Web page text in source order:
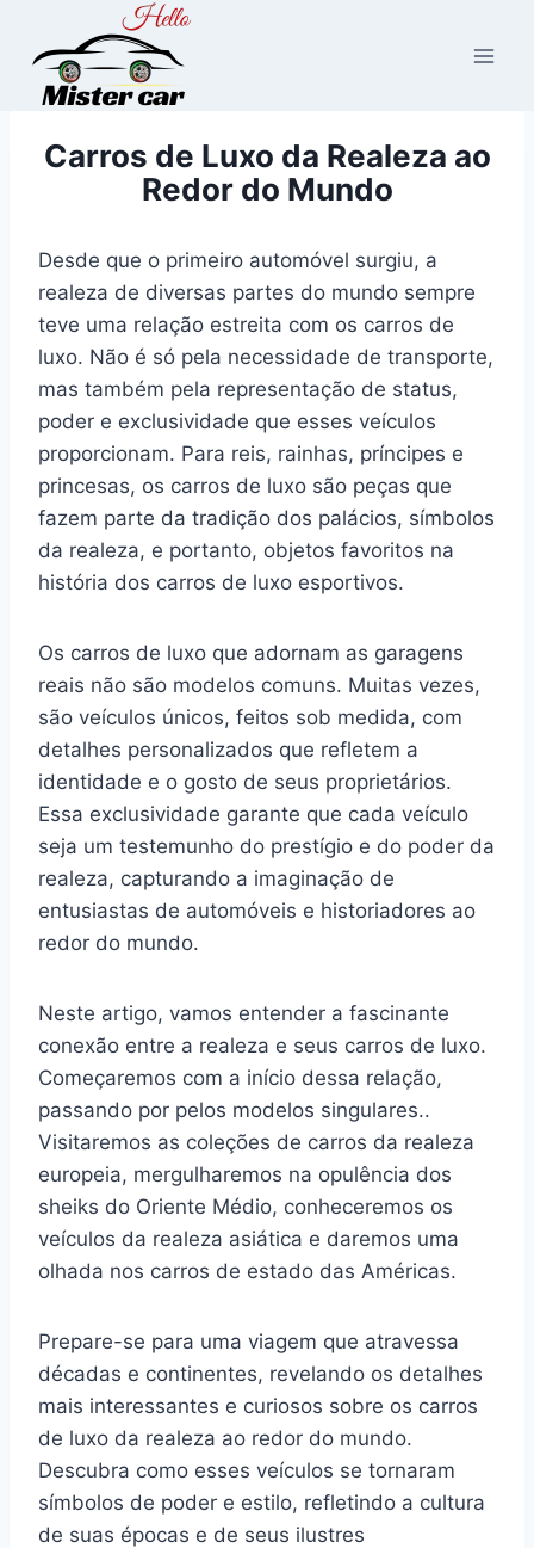
Conteúdo
Carros de Luxo da Realeza ao
Redor do Mundo
Desde que o primeiro automóvel surgiu, a
realeza de diversas partes do mundo sempre
teve uma relação estreita com os carros de
luxo. Não é só pela necessidade de transporte,
mas também pela representação de status,
poder e exclusividade que esses veículos
proporcionam. Para reis, rainhas, príncipes e
princesas, os carros de luxo são peças que
fazem parte da tradição dos palácios, símbolos
da realeza, e portanto, objetos favoritos na
história dos carros de luxo esportivos.
Os carros de luxo que adornam as garagens
reais não são modelos comuns. Muitas vezes,
são veículos únicos, feitos sob medida, com
detalhes personalizados que refletem a
identidade e o gosto de seus proprietários.
Essa exclusividade garante que cada veículo
seja um testemunho do prestígio e do poder da
realeza, capturando a imaginação de
entusiastas de automóveis e historiadores ao
redor do mundo.
Neste artigo, vamos entender a fascinante
conexão entre a realeza e seus carros de luxo.
Começaremos com a início dessa relação,
passando por pelos modelos singulares..
Visitaremos as coleções de carros da realeza
europeia, mergulharemos na opulência dos
sheiks do Oriente Médio, conheceremos os
veículos da realeza asiática e daremos uma
olhada nos carros de estado das Américas.
Prepare-se para uma viagem que atravessa
décadas e continentes, revelando os detalhes
mais interessantes e curiosos sobre os carros
de luxo da realeza ao redor do mundo.
Descubra como esses veículos se tornaram
símbolos de poder e estilo, refletindo a cultura
de suas épocas e de seus ilustres